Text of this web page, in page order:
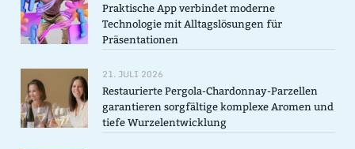
Praktische App verbindet moderne
Technologie mit Alltagslösungen für
Präsentationen
21. JULI 2026
Restaurierte Pergola-Chardonnay-Parzellen
garantieren sorgfältige komplexe Aromen und
tiefe Wurzelentwicklung